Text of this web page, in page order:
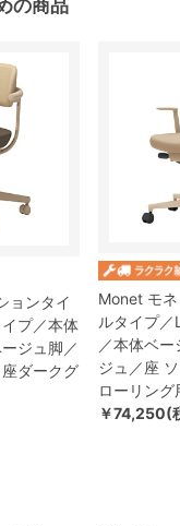
の商品
ョンタイ
プ／本体
ジュ脚／
ダークグ
Monet モ
ルタイプ
／本体ベ
ジュ／座
ローリング
￥74,250(